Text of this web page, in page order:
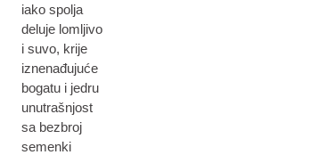
iako spolja
deluje lomljivo
i suvo, krije
iznenađujuće
bogatu i jedru
unutrašnjost
sa bezbroj
semenki